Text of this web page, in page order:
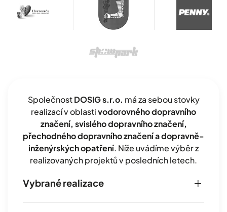
SpolečnostDOSIG s.r.o. má za sebou stovky
realizací v oblastivodorovného dopravního
značení, svislého dopravního značení,
přechodného dopravního značení a dopravně-
inženýrských opatření. Níže uvádíme výběr z
realizovaných projektů v posledních letech.
Vybrané realizace